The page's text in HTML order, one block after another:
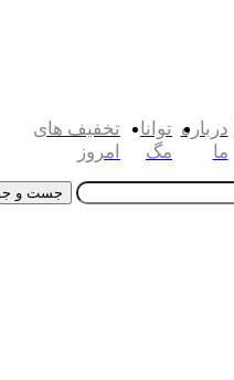
درباره
ما
توانا
مگ
تخفیف های
امروز
جست و